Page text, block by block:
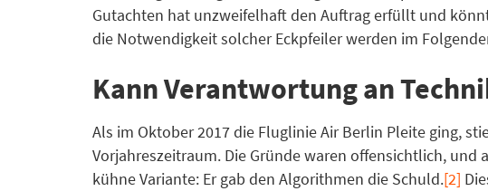
Gutachten hat unzweifelhaft den Auftrag erfüllt und
die Notwendigkeit solcher Eckpfeiler werden im
Kann Verantwortung an
Als im Oktober 2017 die Fluglinie Air Berlin Pleite ging,
Vorjahreszeitraum. Die Gründe waren offensichtlich,
kühne Variante: Er gab den Algorithmen die Schuld.[2]